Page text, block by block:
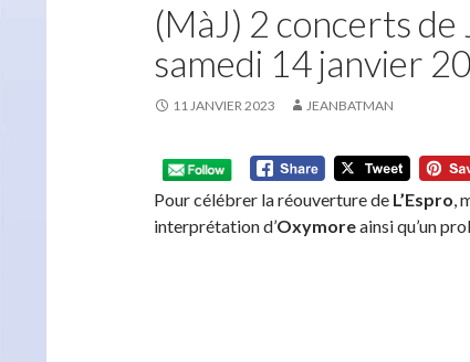
(MàJ) 2 concerts de
samedi 14 janvier
11 JANVIER 2023 JEANBATMAN
Pour célébrer la réouverture de L’Espro,
interprétation d’Oxymoreainsi qu’un